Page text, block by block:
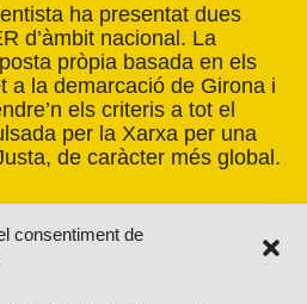
consentiment de
ha presentat dues
d’àmbit nacional. La
pròpia basada en els
a la demarcació de Girona i
els criteris a tot el
per la Xarxa per una
de caràcter més global.